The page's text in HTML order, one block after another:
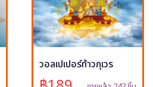
วอลเปเปอร์ท้าวกุเวร